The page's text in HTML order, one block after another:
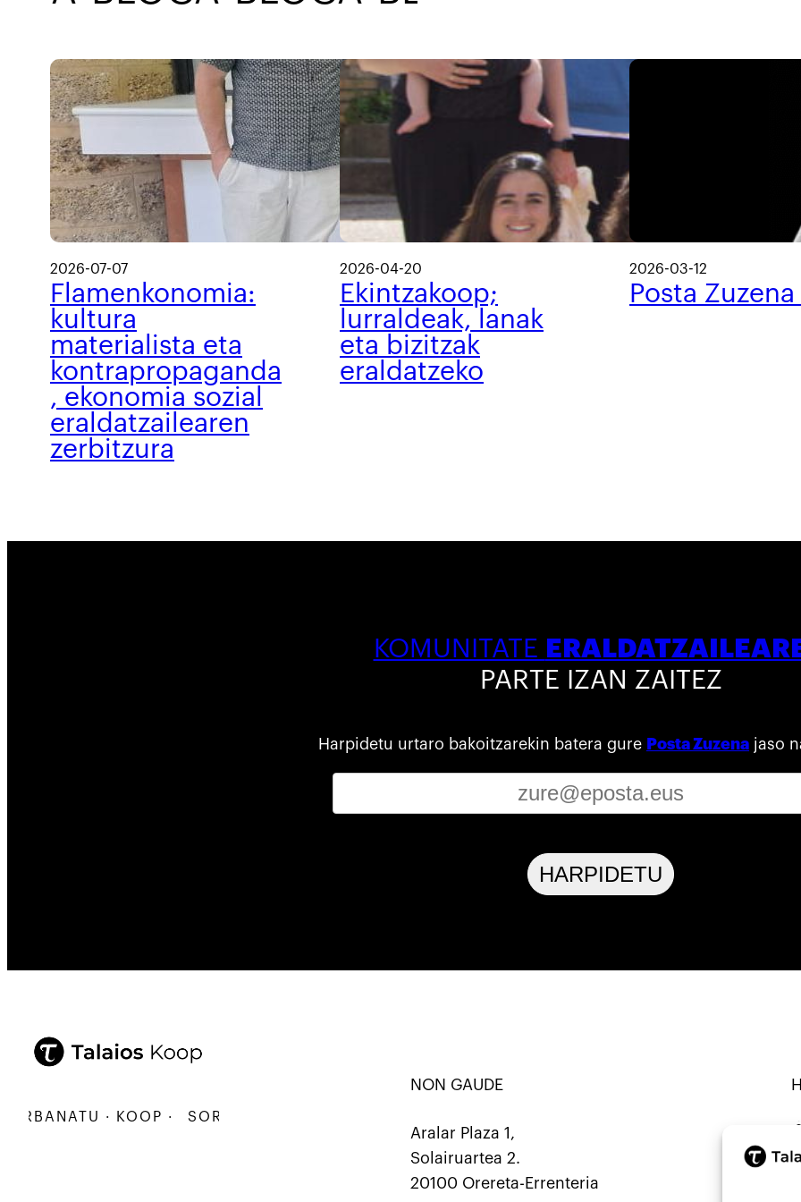
2026-07-07
Flamenkonomia:
kultura
materialista eta
kontrapropaganda
, ekonomia sozial
eraldatzailearen
zerbitzura
2026-04-20
Ekintzakoop;
lurraldeak, lanak
eta bizitzak
eraldatzeko
2026-03-12
Posta
KOMUNITATE
PARTE IZAN ZAITEZ
Harpidetu urtaro bakoitzarekin batera gure Posta Zuzena jaso
HARPIDETU
· KOOP · SORTU · ERALDATU · ELKARBANATU · KOOP · SORTU · ERALDATU ·
NON GAUDE
Aralar Plaza 1,
Solairuartea 2.
20100 Orereta-Errenteria